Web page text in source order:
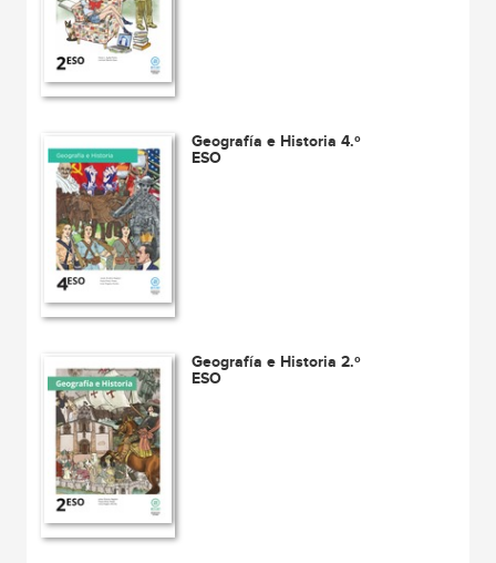
Geografía e Historia 4.º
ESO
Geografía e Historia 2.º
ESO